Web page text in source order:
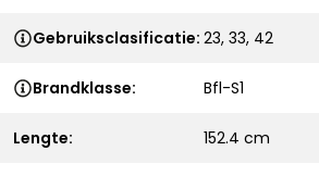
Gebruiksclasificatie: 23, 33, 42
Brandklasse: Bfl-S1
Lengte: 152.4 cm